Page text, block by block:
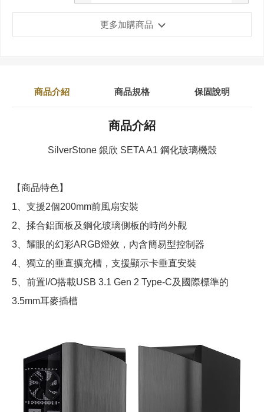
更多加購商品
商品介紹 商品規格 保固說明
商品介紹
SilverStone 銀欣 SETA A1 鋼化玻璃機殼
【商品特色】
1、支援2個200mm前風扇安裝
2、揉合鋁面板及鋼化玻璃側板的時尚外觀
3、耀眼的幻彩ARGB燈效，內含簡易型控制器
4、獨立的垂直擴充槽，支援顯示卡垂直安裝
5、前置I/O搭載USB 3.1 Gen 2 Type-C及國際標準的
3.5mm耳麥插槽